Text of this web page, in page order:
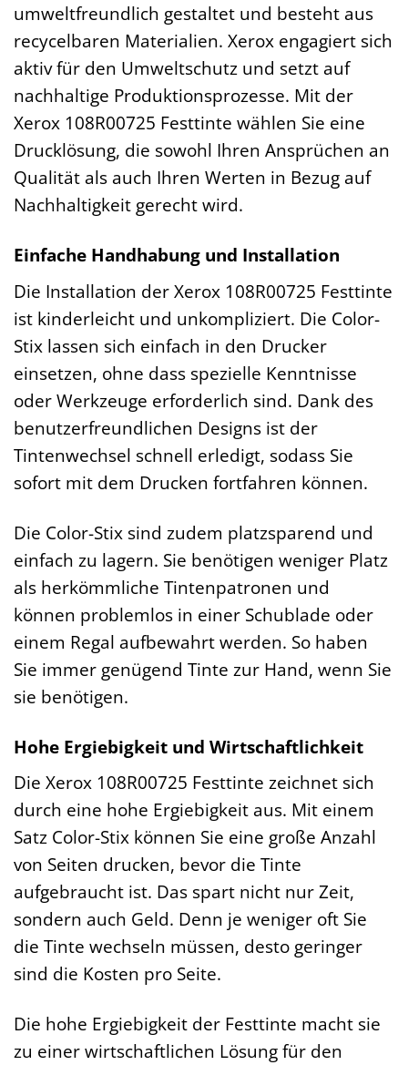
umweltfreundlich gestaltet und besteht aus
recycelbaren Materialien. Xerox engagiert sich
aktiv für den Umweltschutz und setzt auf
nachhaltige Produktionsprozesse. Mit der
Xerox 108R00725 Festtinte wählen Sie eine
Drucklösung, die sowohl Ihren Ansprüchen an
Qualität als auch Ihren Werten in Bezug auf
Nachhaltigkeit gerecht wird.
Einfache Handhabung und Installation
Die Installation der Xerox 108R00725 Festtinte
ist kinderleicht und unkompliziert. Die Color-
Stix lassen sich einfach in den Drucker
einsetzen, ohne dass spezielle Kenntnisse
oder Werkzeuge erforderlich sind. Dank des
benutzerfreundlichen Designs ist der
Tintenwechsel schnell erledigt, sodass Sie
sofort mit dem Drucken fortfahren können.
Die Color-Stix sind zudem platzsparend und
einfach zu lagern. Sie benötigen weniger Platz
als herkömmliche Tintenpatronen und
können problemlos in einer Schublade oder
einem Regal aufbewahrt werden. So haben
Sie immer genügend Tinte zur Hand, wenn Sie
sie benötigen.
Hohe Ergiebigkeit und Wirtschaftlichkeit
Die Xerox 108R00725 Festtinte zeichnet sich
durch eine hohe Ergiebigkeit aus. Mit einem
Satz Color-Stix können Sie eine große Anzahl
von Seiten drucken, bevor die Tinte
aufgebraucht ist. Das spart nicht nur Zeit,
sondern auch Geld. Denn je weniger oft Sie
die Tinte wechseln müssen, desto geringer
sind die Kosten pro Seite.
Die hohe Ergiebigkeit der Festtinte macht sie
zu einer wirtschaftlichen Lösung für den